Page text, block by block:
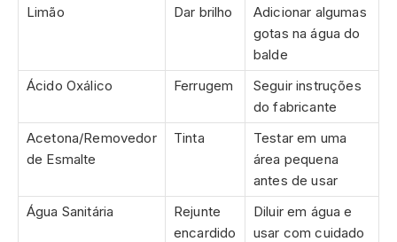
Limão
Dar brilho
Adicionar algumas
gotas na água do
balde
Ácido Oxálico
Ferrugem
Seguir instruções
do fabricante
Acetona/Removedor
de Esmalte
Tinta
Testar em uma
área pequena
antes de usar
Água Sanitária
Rejunte
encardido
Diluir em água e
usar com cuidado